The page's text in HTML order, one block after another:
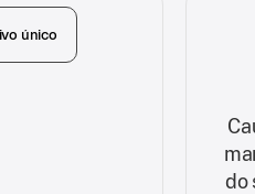
único
do